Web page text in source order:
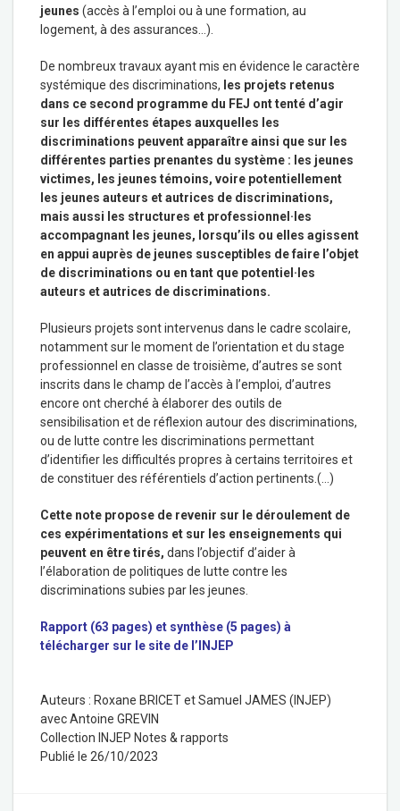
jeunes (accès à l’emploi ou à une formation, au
logement, à des assurances…).
De nombreux travaux ayant mis en évidence le caractère
systémique des discriminations, les projets retenus
dans ce second programme du FEJ ont tenté d’agir
sur les différentes étapes auxquelles les
discriminations peuvent apparaître ainsi que sur les
différentes parties prenantes du système : les jeunes
victimes, les jeunes témoins, voire potentiellement
les jeunes auteurs et autrices de discriminations,
mais aussi les structures et professionnel·les
accompagnant les jeunes, lorsqu’ils ou elles agissent
en appui auprès de jeunes susceptibles de faire l’objet
de discriminations ou en tant que potentiel·les
auteurs et autrices de discriminations.
Plusieurs projets sont intervenus dans le cadre scolaire,
notamment sur le moment de l’orientation et du stage
professionnel en classe de troisième, d’autres se sont
inscrits dans le champ de l’accès à l’emploi, d’autres
encore ont cherché à élaborer des outils de
sensibilisation et de réflexion autour des discriminations,
ou de lutte contre les discriminations permettant
d’identifier les difficultés propres à certains territoires et
de constituer des référentiels d’action pertinents.(…)
Cette note propose de revenir sur le déroulement de
ces expérimentations et sur les enseignements qui
peuvent en être tirés, dans l’objectif d’aider à
l’élaboration de politiques de lutte contre les
discriminations subies par les jeunes.
Rapport (63 pages) et synthèse (5 pages) à
télécharger sur le site de l’INJEP
Auteurs : Roxane BRICET et Samuel JAMES (INJEP)
avec Antoine GREVIN
Collection INJEP Notes & rapports
Publié le 26/10/2023